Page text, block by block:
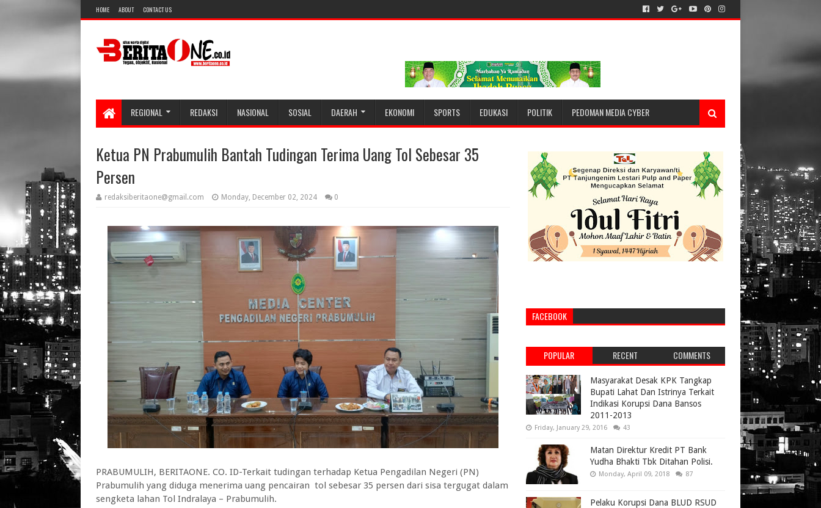
HOME ABOUT CONTACT US
REGIONAL REDAKSI NASIONAL SOSIAL DAERAH EKONOMI SPORTS EDUKASI POLITIK PEDOMAN MEDIA CYBER
Ketua PN Prabumulih Bantah Tudingan Terima Uang Tol Sebesar 35
Persen
redaksiberitaone@gmail.com Monday, December 02, 2024 0
PRABUMULIH, BERITAONE. CO. ID-Terkait tudingan terhadap Ketua Pengadilan Negeri (PN)
Prabumulih yang diduga menerima uang pencairan tol sebesar 35 persen dari sisa tergugat dalam
sengketa lahan Tol Indralaya – Prabumulih.
FACEBOOK
POPULAR RECENT COMMENTS
Masyarakat Desak KPK Tangkap
Bupati Lahat Dan Istrinya Terkait
Indikasi Korupsi Dana Bansos
2011-2013
Friday, January 29, 2016 43
Matan Direktur Kredit PT Bank
Yudha Bhakti Tbk Ditahan Polisi.
Monday, April 09, 2018 87
Pelaku Korupsi Dana BLUD RSUD